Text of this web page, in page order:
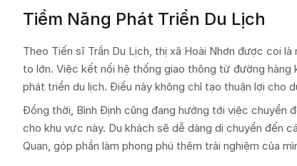
Tiềm Năng Phát Triển Du Lịch
Theo Tiến sĩ Trần Du Lịch, thị xã Hoài Nhơn được coi
to lớn. Việc kết nối hệ thống giao thông từ đường
phát triển du lịch. Điều này không chỉ tạo thuận lợi cho
Đồng thời, Bình Định cũng đang hướng tới việc chuyển
cho khu vực này. Du khách sẽ dễ dàng di chuyển đến
Quan, góp phần làm phong phú thêm trải nghiệm của